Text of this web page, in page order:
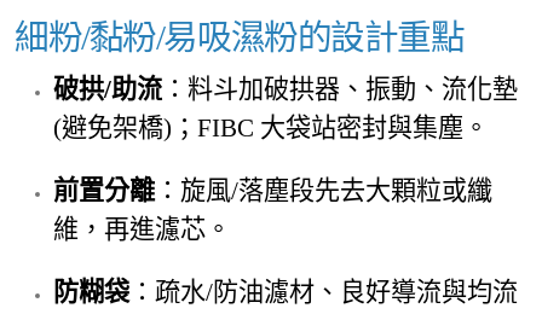
細粉/黏粉/易吸濕粉的設計重點
破拱/助流 ：料斗加破拱器、振動、流化墊
(避免架橋)；FIBC 大袋站密封與集塵。
前置分離 ：旋風/落塵段先去大顆粒或纖
維，再進濾芯。
防糊袋 ：疏水/防油濾材、良好導流與均流